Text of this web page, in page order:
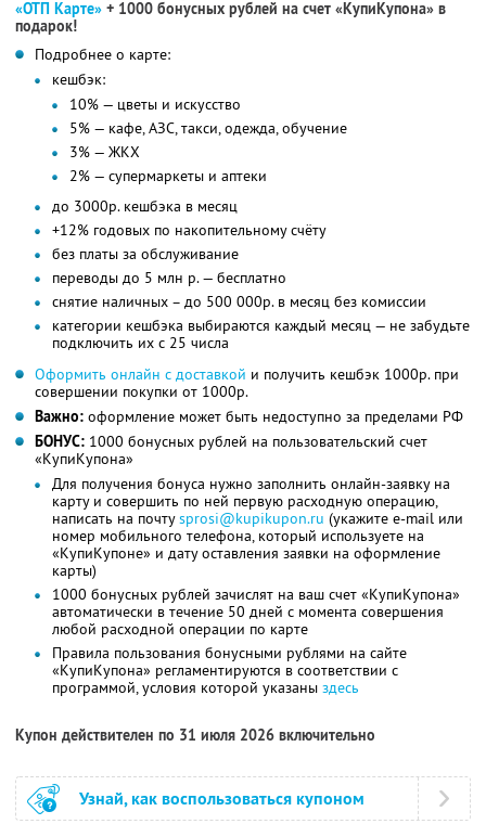
«ОТП Карте» + 1000 бонусных рублей на счет «КупиКупона» в
подарок!
Подробнее о карте:
кешбэк:
10% — цветы и искусство
5% — кафе, АЗС, такси, одежда, обучение
3% — ЖКХ
2% — супермаркеты и аптеки
до 3000р. кешбэка в месяц
+12% годовых по накопительному счёту
без платы за обслуживание
переводы до 5 млн р. — бесплатно
снятие наличных – до 500 000р. в месяц без комиссии
категории кешбэка выбираются каждый месяц — не забудьте
подключить их с 25 числа
Оформить онлайн с доставкой и получить кешбэк 1000р. при
совершении покупки от 1000р.
Важно: оформление может быть недоступно за пределами РФ
БОНУС: 1000 бонусных рублей на пользовательский счет
«КупиКупона»
Для получения бонуса нужно заполнить онлайн-заявку на
карту и совершить по ней первую расходную операцию,
написать на почтуsprosi@kupikupon.ru (укажите e-mail или
номер мобильного телефона, который используете на
«КупиКупоне» и дату оставления заявки на оформление
карты)
1000 бонусных рублей зачислят на ваш счет «КупиКупона»
автоматически в течение 50 дней с момента совершения
любой расходной операции по карте
Правила пользования бонусными рублями на сайте
«КупиКупона» регламентируются в соответствии с
программой, условия которой указаны здесь
Купон действителен по 31 июля 2026 включительно
Узнай, как воспользоваться купоном